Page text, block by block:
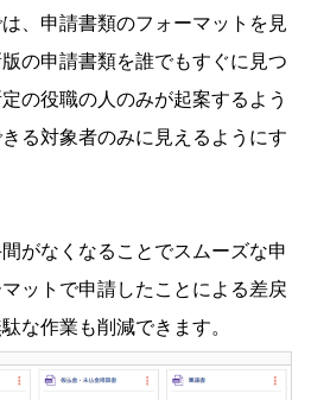
、申請書類のフォーマットを見
の申請書類を誰でもすぐに見つ
の役職の人のみが起案するよう
る対象者のみに見えるようにす
がなくなることでスムーズな申
ットで申請したことによる差戻
な作業も削減できます。